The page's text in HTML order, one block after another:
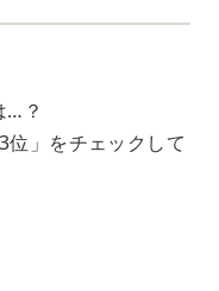
…？
」をチェックして